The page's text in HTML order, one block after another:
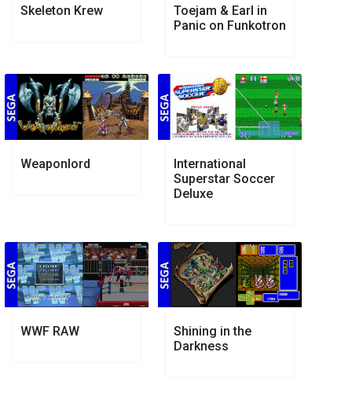
Skeleton Krew
Toejam & Earl in
Panic on Funkotron
Weaponlord
International
Superstar Soccer
Deluxe
WWF RAW
Shining in the
Darkness